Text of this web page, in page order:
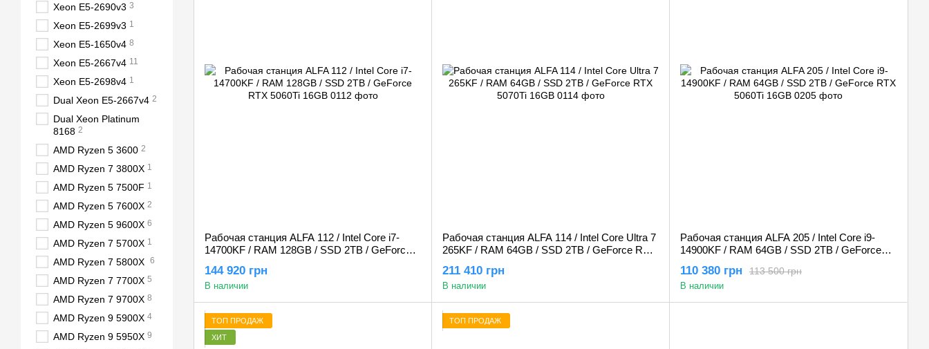
Рабочая станция ALFA 112 / Intel Core i7-
14700KF / RAM 128GB / SSD 2TB / GeForce
144 920 грн
В наличии
Рабочая станция ALFA 114 / Intel Core Ultra 7
265KF / RAM 64GB / SSD 2TB / GeForce RTX
211 410 грн
В наличии
Рабочая станция ALFA 205 / Intel Core i9-
14900KF / RAM 64GB / SSD 2TB / GeForce
113 500 грн
110 380 грн
В наличии
ТОП ПРОДАЖ
ХИТ
ТОП ПРОДАЖ
Xeon E5-2690v3 3
Xeon E5-2699v3 1
Xeon E5-1650v4 8
Xeon E5-2667v4 11
Xeon E5-2698v4 1
Dual Xeon E5-2667v4 2
Dual Xeon Platinum
8168 2
AMD Ryzen 5 3600 2
AMD Ryzen 7 3800X 1
AMD Ryzen 5 7500F 1
AMD Ryzen 5 7600X 2
AMD Ryzen 5 9600X 6
AMD Ryzen 7 5700X 1
AMD Ryzen 7 5800X 6
AMD Ryzen 7 7700X 5
AMD Ryzen 7 9700X 8
AMD Ryzen 9 5900X 4
AMD Ryzen 9 5950X 9